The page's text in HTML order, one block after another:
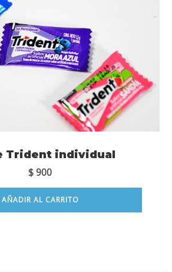
Trident individual
$900
AÑADIR AL CARRITO